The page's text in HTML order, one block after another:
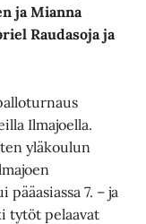
ja Mianna
Raudasoja ja
Ilmajoella.
yläkoulun
7. – ja
tytöt pelaavat